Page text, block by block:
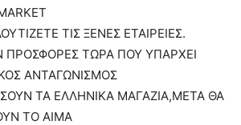
ΤΙΣ ΞΕΝΕΣ ΕΤΑΙΡΕΙΕΣ.
ΠΡΟΣΦΟΡΕΣ ΤΩΡΑ ΠΟΥ ΥΠΑΡΧΕΙ
ΑΝΤΑΓΩΝΙΣΜΟΣ
ΤΑ ΕΛΛΗΝΙΚΑ ΜΑΓΑΖΙΑ,ΜΕΤΑ ΘΑ
ΤΟ ΑΙΜΑ